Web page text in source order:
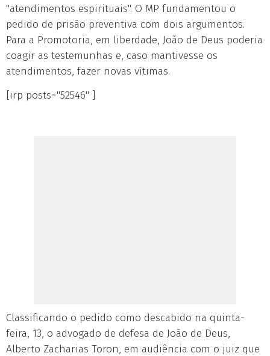
"atendimentos espirituais". O MP fundamentou o
pedido de prisão preventiva com dois argumentos.
Para a Promotoria, em liberdade, João de Deus poderia
coagir as testemunhas e, caso mantivesse os
atendimentos, fazer novas vítimas.
[irp posts="52546" ]
Classificando o pedido como descabido na quinta-
feira, 13, o advogado de defesa de João de Deus,
Alberto Zacharias Toron, em audiência com o juiz que